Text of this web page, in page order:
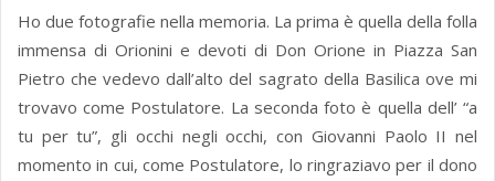
Ho due fotografie nella memoria. La prima è quella della folla
immensa di Orionini e devoti di Don Orione in Piazza San
Pietro che vedevo dall’alto del sagrato della Basilica ove mi
trovavo come Postulatore. La seconda foto è quella dell’ “a
tu per tu”, gli occhi negli occhi, con Giovanni Paolo II nel
momento in cui, come Postulatore, lo ringraziavo per il dono